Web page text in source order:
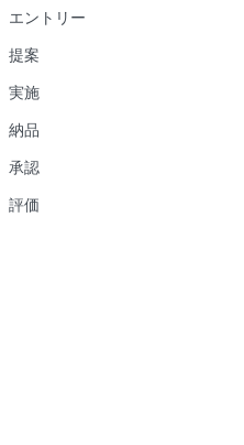
エントリー
提案
実施
納品
承認
評価